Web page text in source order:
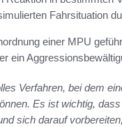
Fahrsituation
einer MPU
ein
Verfahren, bei dem
Es ist wichtig,
sich darauf